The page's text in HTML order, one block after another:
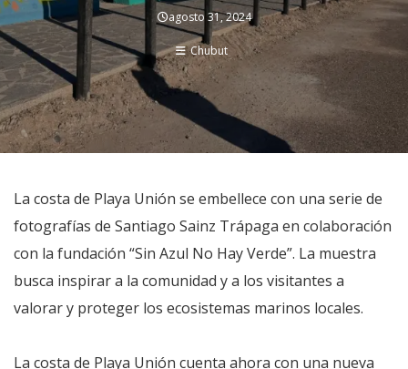
agosto 31, 2024
Chubut
La costa de Playa Unión se embellece con una serie de
fotografías de Santiago Sainz Trápaga en colaboración
con la fundación “Sin Azul No Hay Verde”. La muestra
busca inspirar a la comunidad y a los visitantes a
valorar y proteger los ecosistemas marinos locales.
La costa de Playa Unión cuenta ahora con una nueva